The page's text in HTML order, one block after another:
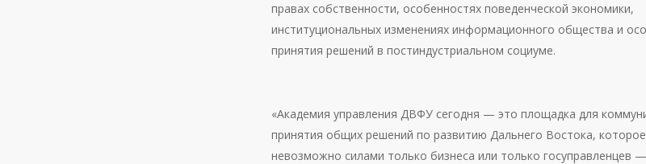
правах собственности, особенностях поведенческой экономики,
институциональных изменениях информационного общества и
принятия решений в постиндустриальном социуме.
«Академия управления ДВФУ сегодня — это площадка для
принятия общих решений по развитию Дальнего Востока, которое
невозможно силами только бизнеса или только госуправленцев